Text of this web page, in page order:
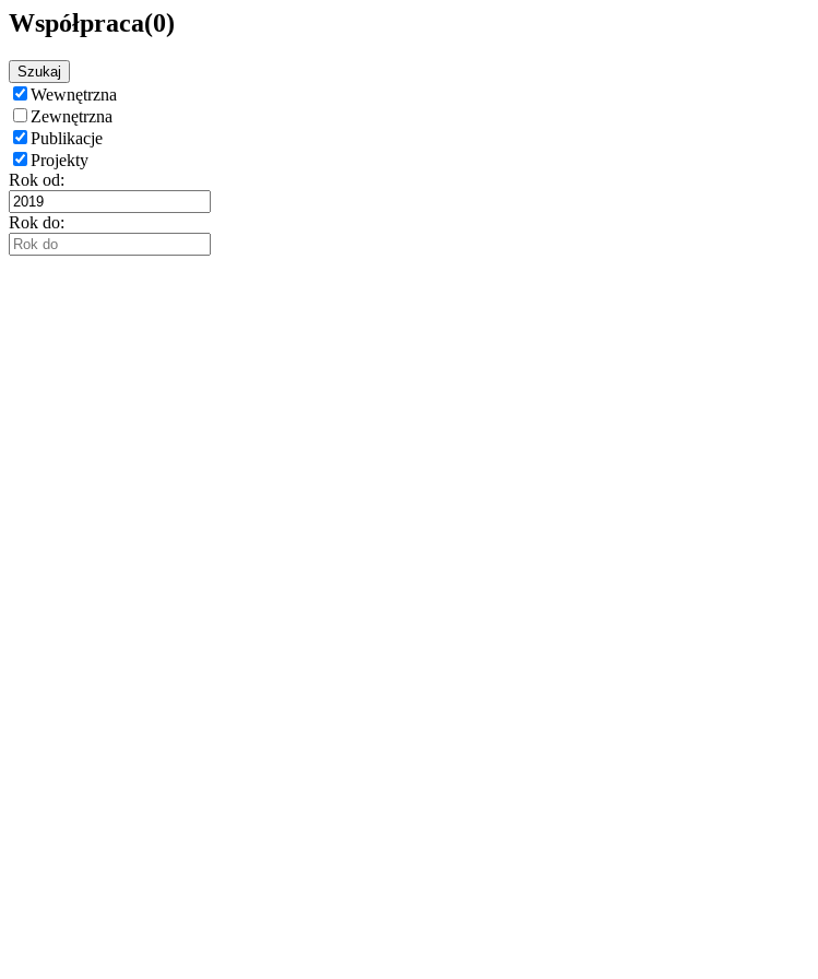
Współpraca(0)
Szukaj
Wewnętrzna
Zewnętrzna
Publikacje
Projekty
Rok od:
Rok do: